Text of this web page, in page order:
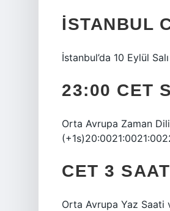
İSTANBUL
İstanbul’da 10 Eylül
23:00 CET
Orta Avrupa Zaman
CET 3
Orta Avrupa Yaz Saati